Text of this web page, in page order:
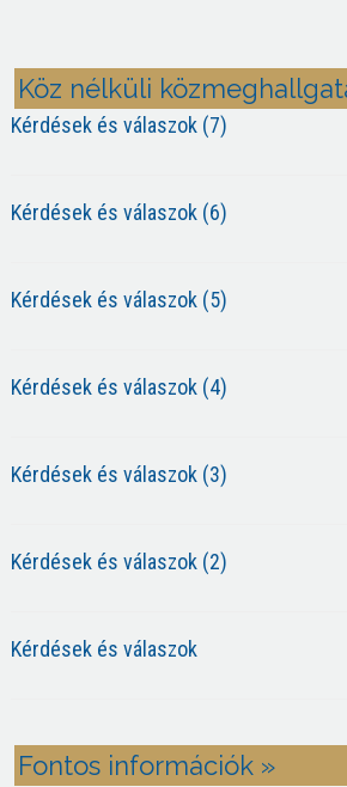
Köz nélküli
Kérdések és válaszok (7)
Kérdések és válaszok (6)
Kérdések és válaszok (5)
Kérdések és válaszok (4)
Kérdések és válaszok (3)
Kérdések és válaszok (2)
Kérdések és válaszok
Fontos információk »